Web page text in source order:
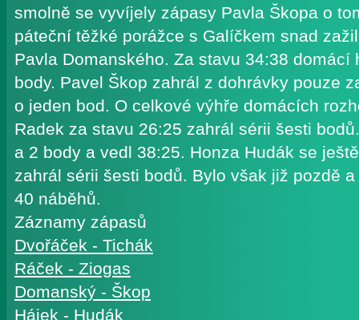
smolně se vyvíjely zápasy Pavla Škopa o
páteční těžké porážce s Galíčkem snad
Pavla Domanského. Za stavu 34:38 domácí
body. Pavel Škop zahrál z dohrávky pouze
o jeden bod. O celkové výhře domácích
Radek za stavu 26:25 zahrál sérii šesti
a 2 body a vedl 38:25. Honza Hudák se
zahrál sérii šesti bodů. Bylo však již pozdě
40 náběhů.
Záznamy zápasů
Dvořáček - Tichák
Ráček - Ziogas
Domanský - Škop
Hájek - Hudák